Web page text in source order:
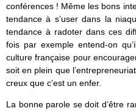
conférences ! Même les bons
tendance à s’user dans la
tendance à radoter dans ces
fois par exemple entend-on
culture française pour
soit en plein que
creux que c’est un enfer.
La bonne parole se doit d’être